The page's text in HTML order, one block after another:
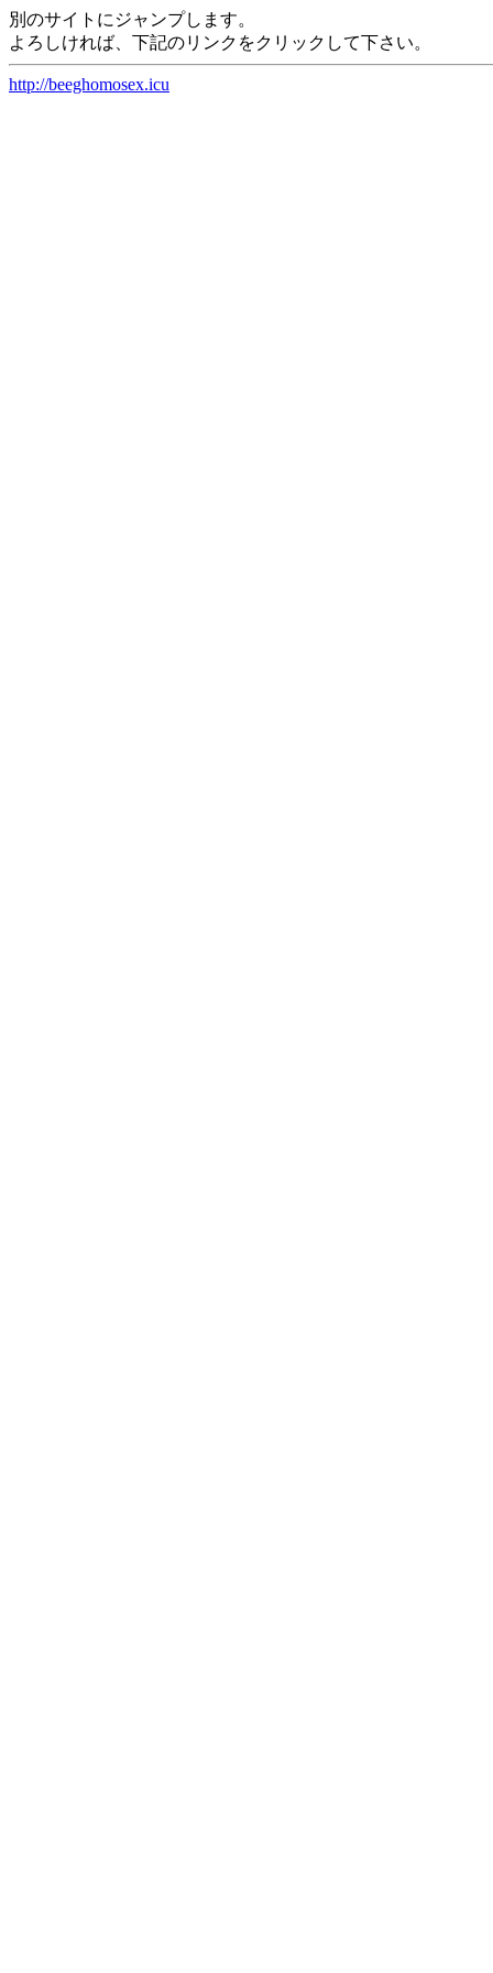
別のサイトにジャンプします。
よろしければ、下記のリンクをクリックして下さい。
http://beeghomosex.icu